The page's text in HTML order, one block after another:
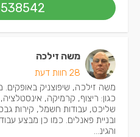
משה זילכה
28 חוות דעת
משה זילכה, שיפוצניק
כגון: ריצוף, קרמיקה,
שליכט, עבודות חשמל, קירות
ובניית פאנלים. כמו כן מבצע
והגינ...